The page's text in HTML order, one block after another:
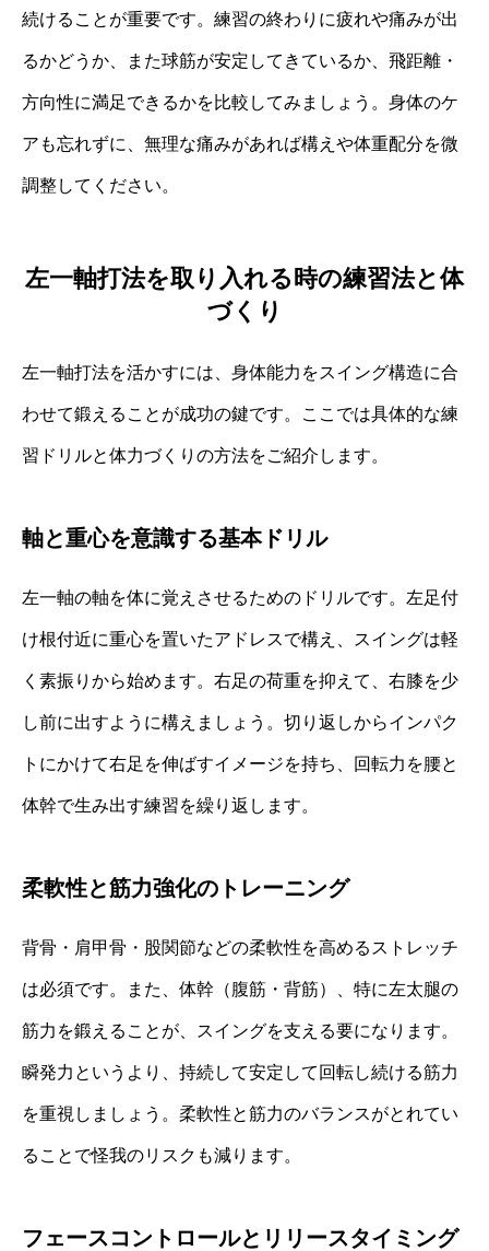
続けることが重要です。練習の終わりに疲れや痛みが出
るかどうか、また球筋が安定してきているか、飛距離・
方向性に満足できるかを比較してみましょう。身体のケ
アも忘れずに、無理な痛みがあれば構えや体重配分を微
調整してください。
左一軸打法を取り入れる時の練習法と体
づくり
左一軸打法を活かすには、身体能力をスイング構造に合
わせて鍛えることが成功の鍵です。ここでは具体的な練
習ドリルと体力づくりの方法をご紹介します。
軸と重心を意識する基本ドリル
左一軸の軸を体に覚えさせるためのドリルです。左足付
け根付近に重心を置いたアドレスで構え、スイングは軽
く素振りから始めます。右足の荷重を抑えて、右膝を少
し前に出すように構えましょう。切り返しからインパク
トにかけて右足を伸ばすイメージを持ち、回転力を腰と
体幹で生み出す練習を繰り返します。
柔軟性と筋力強化のトレーニング
背骨・肩甲骨・股関節などの柔軟性を高めるストレッチ
は必須です。また、体幹（腹筋・背筋）、特に左太腿の
筋力を鍛えることが、スイングを支える要になります。
瞬発力というより、持続して安定して回転し続ける筋力
を重視しましょう。柔軟性と筋力のバランスがとれてい
ることで怪我のリスクも減ります。
フェースコントロールとリリースタイミング